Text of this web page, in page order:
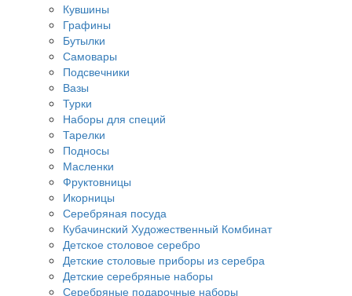
Кувшины
Графины
Бутылки
Самовары
Подсвечники
Вазы
Турки
Наборы для специй
Тарелки
Подносы
Масленки
Фруктовницы
Икорницы
Серебряная посуда
Кубачинский Художественный Комбинат
Детское столовое серебро
Детские столовые приборы из серебра
Детские серебряные наборы
Серебряные подарочные наборы